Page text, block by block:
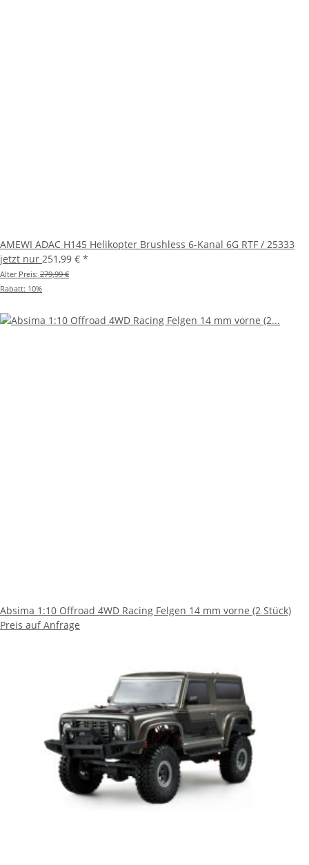
AMEWI ADAC H145 Helikopter Brushless 6-Kanal 6G RTF / 25333
jetzt nur 251,99 € *
Alter Preis: 279,99 €
Rabatt: 10%
Absima 1:10 Offroad 4WD Racing Felgen 14 mm vorne (2 Stück)
Preis auf Anfrage